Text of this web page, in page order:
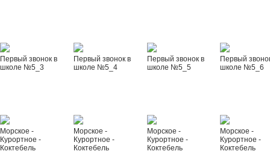
Первый звонок в
школе №5_3
Первый звонок в
школе №5_4
Первый звонок в
школе №5_5
Первый
школе №5_6
Морское -
Курортное -
Коктебель
Морское -
Курортное -
Коктебель
Морское -
Курортное -
Коктебель
Морское -
Курортное -
Коктебель